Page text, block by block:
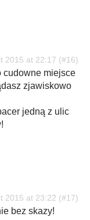
2015 at 22:17
cudowne miejsce
zjawiskowo
jedną z ulic
2015 at 23:22
bez skazy!